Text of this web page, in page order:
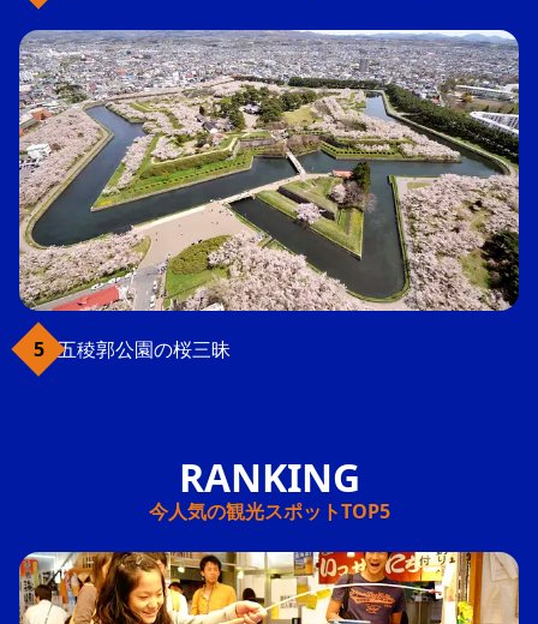
五稜郭公園の桜三昧
今人気の観光スポットTOP5